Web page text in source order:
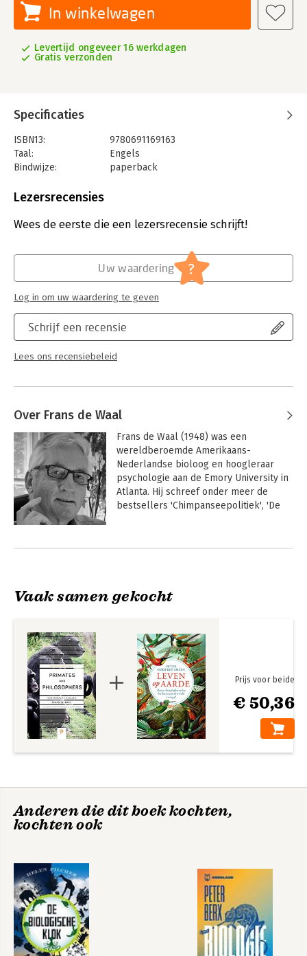
In winkelwagen
Levertijd ongeveer 16 werkdagen
Gratis verzonden
Specificaties
ISBN13:
9780691169163
Taal:
Engels
Bindwijze:
paperback
Uitgever:
Lezersrecensies
Wees de eerste die een lezersrecensie schrijft!
Schrijf een recensie
Lees ons recensiebeleid
Uw waardering ?
Log in om uw waardering te geven
Over Frans de Waal
Frans de Waal (1948) was een
wereldberoemde Amerikaans-
Nederlandse bioloog en hoogleraar
psychologie aan de Emory University in
Atlanta. Hij schreef onder meer de
bestsellers 'Chimpanseepolitiek', 'De
slim genoeg om te weten hoe slim
zijn boek over emoties bij dier en mens:
Frans de Waal overleed op 14 maart
2024 in zijn woonplaats Atlanta
Andere boeken door Frans de Waal
Chimpanseepolitiek
The Bonobo and
the Atheist – In
Humanism Among
Are We Smart
Vaak samen gekocht
€ 50,36
Prijs voor beide
Anderen die dit boek kochten,
kochten ook